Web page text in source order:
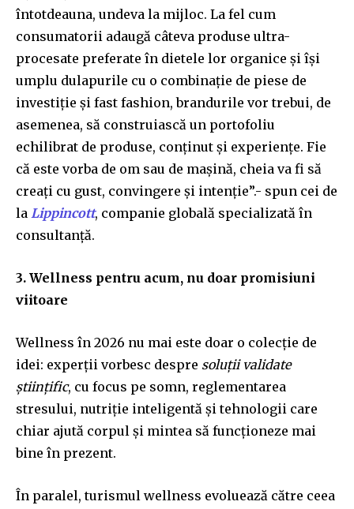
întotdeauna, undeva la mijloc. La fel cum
consumatorii adaugă câteva produse ultra-
procesate preferate în dietele lor organice și își
umplu dulapurile cu o combinație de piese de
investiție și fast fashion, brandurile vor trebui, de
asemenea, să construiască un portofoliu
echilibrat de produse, conținut și experiențe. Fie
că este vorba de om sau de mașină, cheia va fi să
creați cu gust, convingere și intenție”.- spun cei de
la Lippincott, companie globală specializată în
consultanță.
3. Wellness pentru acum, nu doar promisiuni
viitoare
Wellness în 2026 nu mai este doar o colecție de
idei: experții vorbesc despre soluții validate
științific, cu focus pe somn, reglementarea
stresului, nutriție inteligentă și tehnologii care
chiar ajută corpul și mintea să funcționeze mai
bine în prezent.
În paralel, turismul wellness evoluează către ceea